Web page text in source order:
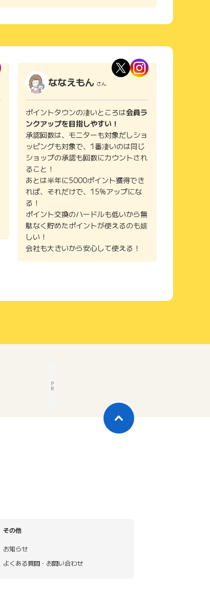
ななえもん さん
ポイントタウンの凄いところは会員ラ
ンクアップを目指しやすい！
承認回数は、モニターも対象だしショ
ッピングも対象で、1番凄いのは同じ
ショップの承認も回数にカウントされ
ること！
あとは半年に5000ポイント獲得でき
れば、それだけで、15%アップにな
る！
ポイント交換のハードルも低いから無
駄なく貯めたポイントが使えるのも嬉
しい！
会社も大きいから安心して使える！
P
R
その他
お知らせ
よくある質問・お問い合わせ